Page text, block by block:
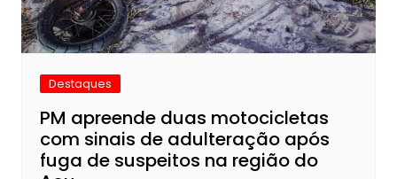
Destaques
PM apreende duas motocicletas
com sinais de adulteração após
fuga de suspeitos na região do